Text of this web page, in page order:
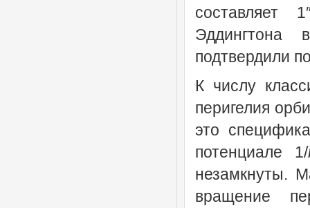
составляет
Эддингтона
подтвердили
К числу
перигелия
это
потенциале 1/
незамкнуты.
вращение